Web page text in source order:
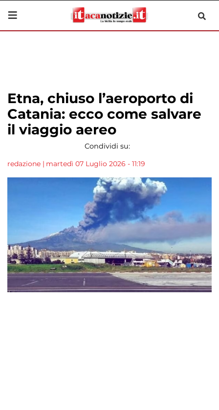
Etna, chiuso l’aeroporto di
Catania: ecco come salvare
il viaggio aereo
Condividi su:
redazione | martedì 07 Luglio 2026 - 11:19